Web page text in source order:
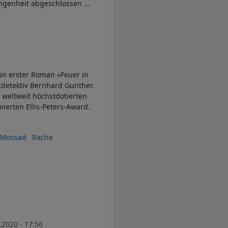
abgeschlossen ...
erster Roman «Feuer in
Bernhard Gunther.
weltweit höchstdotierten
Ellis-Peters-Award.
Mossad
Rache
- 17:56